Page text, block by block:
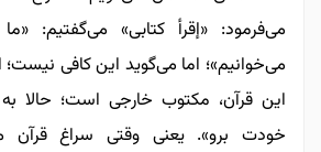
می‌فرمود: «إقرأ کتابی» می‌گفتیم:
می‌خوانیم»؛ اما می‌گوید این کافی نیست؛
این قرآن، مکتوب خارجی است؛ حالا
خودت برو». یعنی وقتی سراغ قرآن